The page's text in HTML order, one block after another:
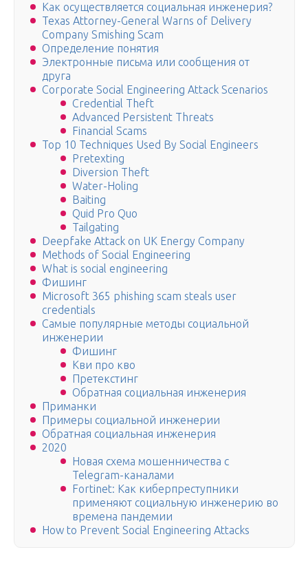
Как осуществляется социальная инженерия?
Texas Attorney-General Warns of Delivery
Company Smishing Scam
Определение понятия
Электронные письма или сообщения от
друга
Corporate Social Engineering Attack Scenarios
Credential Theft
Advanced Persistent Threats
Financial Scams
Top 10 Techniques Used By Social Engineers
Pretexting
Diversion Theft
Water-Holing
Baiting
Quid Pro Quo
Tailgating
Deepfake Attack on UK Energy Company
Methods of Social Engineering
What is social engineering
Фишинг
Microsoft 365 phishing scam steals user
credentials
Самые популярные методы социальной
инженерии
Фишинг
Кви про кво
Претекстинг
Обратная социальная инженерия
Приманки
Примеры социальной инженерии
Обратная социальная инженерия
2020
Новая схема мошенничества с
Telegram-каналами
Fortinet: Как киберпреступники
применяют социальную инженерию во
времена пандемии
How to Prevent Social Engineering Attacks